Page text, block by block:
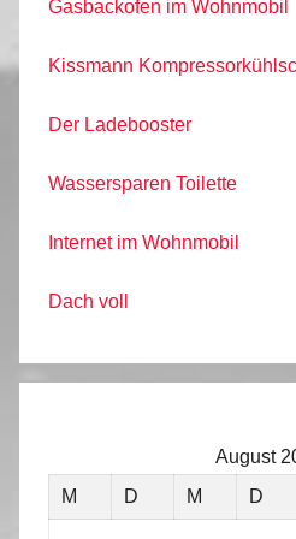
Gasbackofen im Wohnmobil
Kissmann
Der Ladebooster
Wassersparen Toilette
Internet im Wohnmobil
Dach voll
August
M
D M D